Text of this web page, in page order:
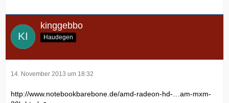
kinggebbo
Haudegen
14. November 2013 um 18:32
http://www.notebookbarebone.de/amd-radeon-hd-…am-mxm-